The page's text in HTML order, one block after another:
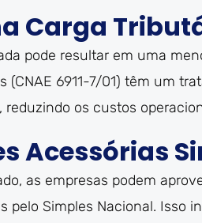
Carga
pode resultar em uma
(CNAE 6911-7/01) têm um
reduzindo os custos
Acessórias
as empresas podem
pelo Simples Nacional. Isso